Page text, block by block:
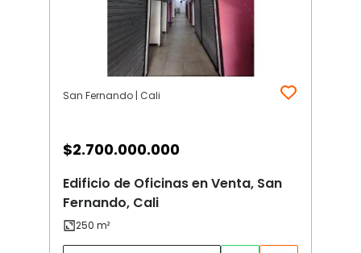
San Fernando | Cali
$2.700.000.000
Edificio de Oficinas en Venta, San
Fernando, Cali